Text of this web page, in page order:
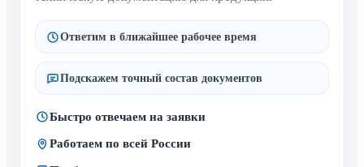
Ответим в ближайшее рабочее время
Подскажем точный состав документов
Быстро отвечаем на заявки
Работаем по всей России